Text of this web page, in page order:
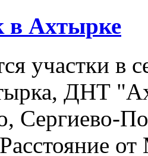
в Ахтырке
участки в
ДНТ
Сергиево-
Расстояние